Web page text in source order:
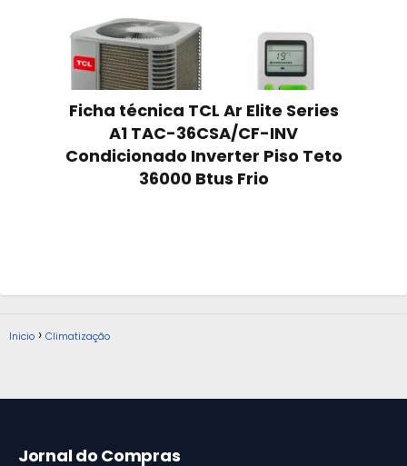
Ficha técnica TCL Ar Elite Series
A1 TAC-36CSA/CF-INV
Condicionado Inverter Piso Teto
36000 Btus Frio
Inicio Climatização
Jornal do Compras